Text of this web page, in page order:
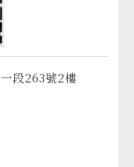
段263號2樓